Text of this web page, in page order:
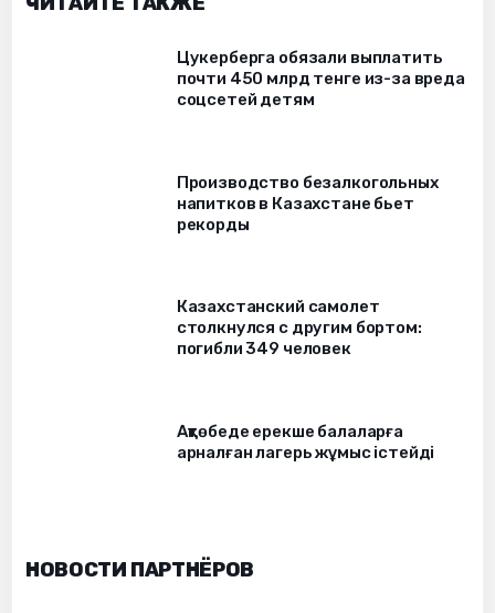
Цукерберга обязали выплатить
почти 450 млрд тенге из-за вреда
соцсетей детям
Производство безалкогольных
напитков в Казахстане бьет
рекорды
Казахстанский самолет
столкнулся с другим бортом:
погибли 349 человек
Ақтөбеде ерекше балаларға
арналған лагерь жұмыс істейді
НОВОСТИ ПАРТНЁРОВ